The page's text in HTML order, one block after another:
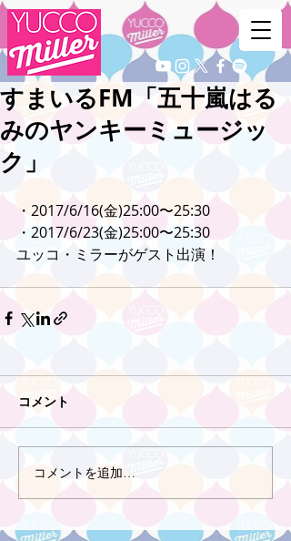
すまいるFM「五十嵐はる
みのヤンキーミュージッ
ク」
・2017/6/16(金)25:00〜25:30
・2017/6/23(金)25:00〜25:30
ユッコ・ミラーがゲスト出演！
コメント
コメントを追加…